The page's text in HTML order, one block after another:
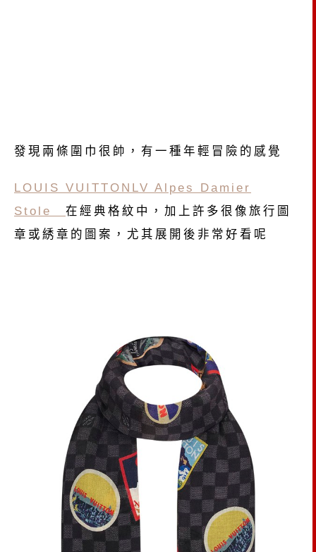
發現兩條圍巾很帥，有一種年輕冒險的感覺
LOUIS VUITTONLV Alpes Damier
Stole 在經典格紋中，加上許多很像旅行圖
章或綉章的圖案，尤其展開後非常好看呢